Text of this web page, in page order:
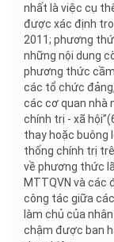
nhất là việc cụ
được xác định
2011; phương
những nội dung
phương thức
các tổ chức
các cơ quan nhà
chính trị - xã
thay hoặc buông
thống chính trị
về phương thức
MTTQVN và các
công tác giữa
làm chủ của
chậm được ban